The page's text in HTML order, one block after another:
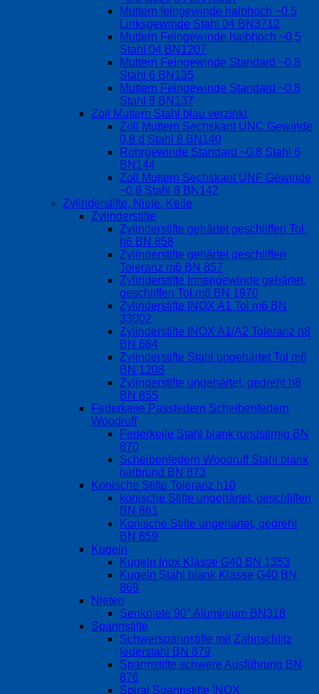
Muttern feingewinde halbhoch ~0.5
Linksgewinde Stahl 04 BN3712
Muttern Feingewinde halbhoch ~0.5
Stahl 04 BN1207
Muttern Feingewinde Standard ~0.8
Stahl 6 BN135
Muttern Feingewinde Standard ~0.8
Stahl 8 BN137
Zoll Muttern Stahl blau verzinkt
Zoll Muttern Sechskant UNC Gewinde
0.8 d Stahl 8 BN140
Rohrgewinde Standard ~0.8 Stahl 6
BN144
Zoll Muttern Sechskant UNF Gewinde
~0.8 Stahl 8 BN142
Zylinderstifte, Niete, Keile
Zylinderstifte
Zylinderstifte gehärtet geschliffen Tol.
h6 BN 858
Zylinderstifte gehärtet geschliffen
Toleranz m6 BN 857
Zylinderstifte Innengewinde gehärtet,
geschliffen Tol.m6 BN 1970
Zylinderstifte INOX A1 Tol m6 BN
33002
Zylinderstifte INOX A1/A2 Toleranz h8
BN 684
Zylinderstifte Stahl ungehärtet Tol m6
BN 1208
Zylinderstifte ungehärtet, gedreht h8
BN 855
Federkeile Passfedern Scheibenfedern
Woodruff
Federkeile Stahl blank rundstirnig BN
870
Scheibenfedern Woodruff Stahl blank
halbrund BN 873
Konische Stifte Toleranz h10
konische Stifte ungehärtet, geschliffen
BN 861
Konische Stifte ungehärtet, gedreht
BN 859
Kugeln
Kugeln Inox Klasse G40 BN 1353
Kugeln Stahl blank Klasse G40 BN
869
Nieten
Senkniete 90° Aluminium BN318
Spannstifte
Schwerspannstifte mit Zahnschlitz
federstahl BN 879
Spannstifte schwere Ausführung BN
876
Spiral Spannstifte INOX